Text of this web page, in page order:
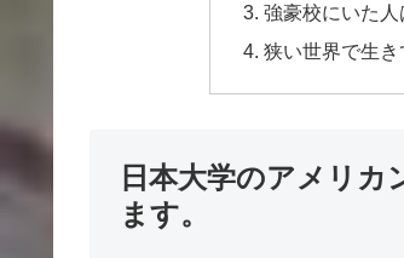
強豪校にいた人
狭い世界で生き
日本大学のアメリ
ます。